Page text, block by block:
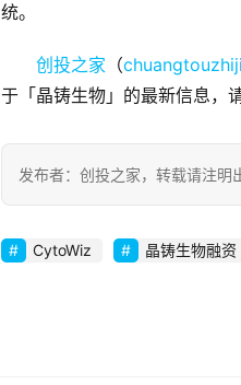
统。
创投之家 （
于「晶铸生物」的最新信息，
发布者：创投之家，转载请注明
CytoWiz 晶铸生物融资